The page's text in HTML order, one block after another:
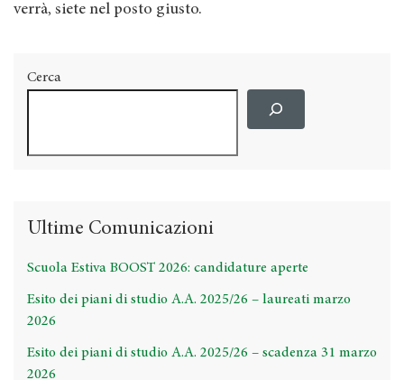
verrà, siete nel posto giusto.
Cerca
Ultime Comunicazioni
Scuola Estiva BOOST 2026: candidature aperte
Esito dei piani di studio A.A. 2025/26 – laureati marzo
2026
Esito dei piani di studio A.A. 2025/26 – scadenza 31 marzo
2026